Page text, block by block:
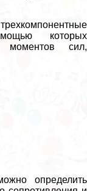
которых
моментов сил,
определить